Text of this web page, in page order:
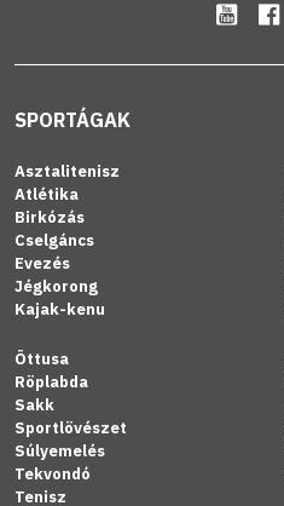
SPORTÁGAK
Asztalitenisz
Atlétika
Birkózás
Cselgáncs
Evezés
Jégkorong
Kajak-kenu
Öttusa
Röplabda
Sakk
Sportlövészet
Súlyemelés
Tekvondó
Tenisz